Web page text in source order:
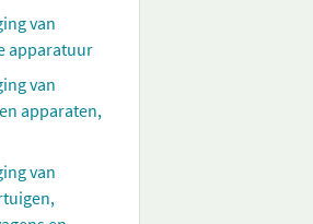
van
apparatuur
van
apparaten,
van